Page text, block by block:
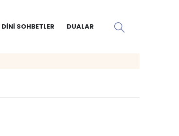
DINI SOHBETLER DUALAR